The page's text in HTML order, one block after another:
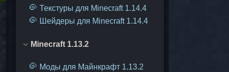
Текстуры для Minecraft 1.14.4
Шейдеры для Minecraft 1.14.4
Minecraft 1.13.2
Моды для Майнкрафт 1.13.2